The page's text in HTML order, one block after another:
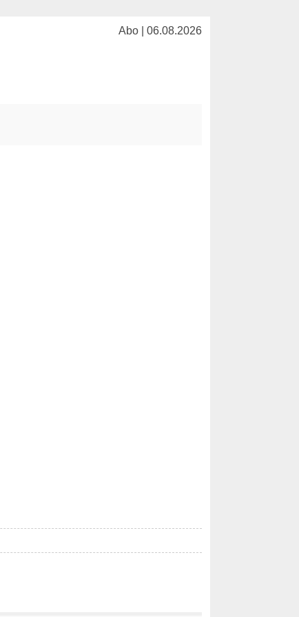
Abo | 06.08.2026